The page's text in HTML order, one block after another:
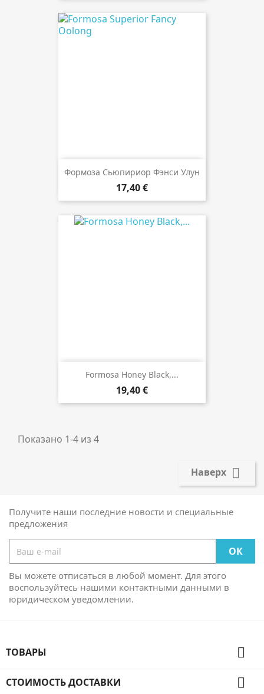
Формоза Сьюпириор Фэнси Улун
17,40 €
Formosa Honey Black,...
19,40 €
Показано 1-4 из 4
Наверх 
Получите наши последние новости и специальные
предложения
Вы можете отписаться в любой момент. Для этого
воспользуйтесь нашими контактными данными в
юридическом уведомлении.
ТОВАРЫ 
СТОИМОСТЬ ДОСТАВКИ 